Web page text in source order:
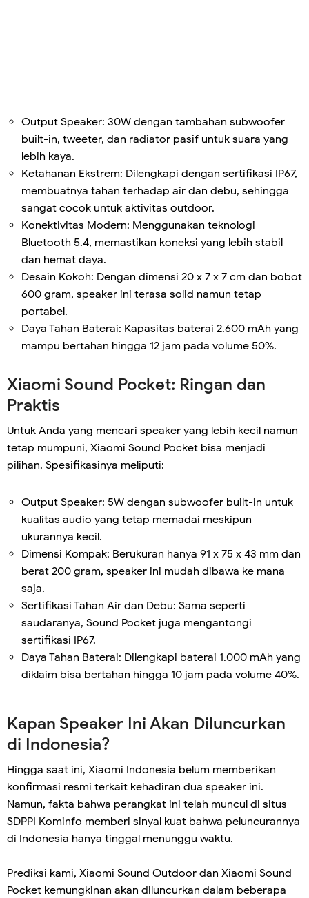
Output Speaker: 30W dengan tambahan subwoofer
built-in, tweeter, dan radiator pasif untuk suara yang
lebih kaya.
Ketahanan Ekstrem: Dilengkapi dengan sertifikasi IP67,
membuatnya tahan terhadap air dan debu, sehingga
sangat cocok untuk aktivitas outdoor.
Konektivitas Modern: Menggunakan teknologi
Bluetooth 5.4, memastikan koneksi yang lebih stabil
dan hemat daya.
Desain Kokoh: Dengan dimensi 20 x 7 x 7 cm dan bobot
600 gram, speaker ini terasa solid namun tetap
portabel.
Daya Tahan Baterai: Kapasitas baterai 2.600 mAh yang
mampu bertahan hingga 12 jam pada volume 50%.
Xiaomi Sound Pocket: Ringan dan
Praktis
Untuk Anda yang mencari speaker yang lebih kecil namun
tetap mumpuni, Xiaomi Sound Pocket bisa menjadi
pilihan. Spesifikasinya meliputi:
Output Speaker: 5W dengan subwoofer built-in untuk
kualitas audio yang tetap memadai meskipun
ukurannya kecil.
Dimensi Kompak: Berukuran hanya 91 x 75 x 43 mm dan
berat 200 gram, speaker ini mudah dibawa ke mana
saja.
Sertifikasi Tahan Air dan Debu: Sama seperti
saudaranya, Sound Pocket juga mengantongi
sertifikasi IP67.
Daya Tahan Baterai: Dilengkapi baterai 1.000 mAh yang
diklaim bisa bertahan hingga 10 jam pada volume 40%.
Kapan Speaker Ini Akan Diluncurkan
di Indonesia?
Hingga saat ini, Xiaomi Indonesia belum memberikan
konfirmasi resmi terkait kehadiran dua speaker ini.
Namun, fakta bahwa perangkat ini telah muncul di situs
SDPPI Kominfo memberi sinyal kuat bahwa peluncurannya
di Indonesia hanya tinggal menunggu waktu.
Prediksi kami, Xiaomi Sound Outdoor dan Xiaomi Sound
Pocket kemungkinan akan diluncurkan dalam beberapa